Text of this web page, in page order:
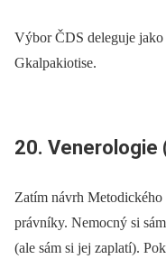
Výbor ČDS deleguje jako
Gkalpakiotise.
20. Venerologie
Zatím návrh
právníky. Nemocný si
(ale sám si jej zaplatí).